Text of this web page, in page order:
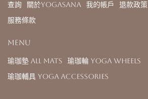
查詢 關於YOGASANA 我的帳戶 退款政策
服務條款
Menu
瑜珈墊 All Mats
瑜珈輪 Yoga Wheels
瑜珈輔具 Yoga Accessories